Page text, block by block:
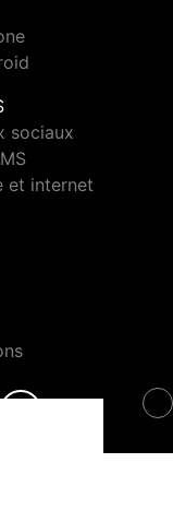
sociaux
et internet